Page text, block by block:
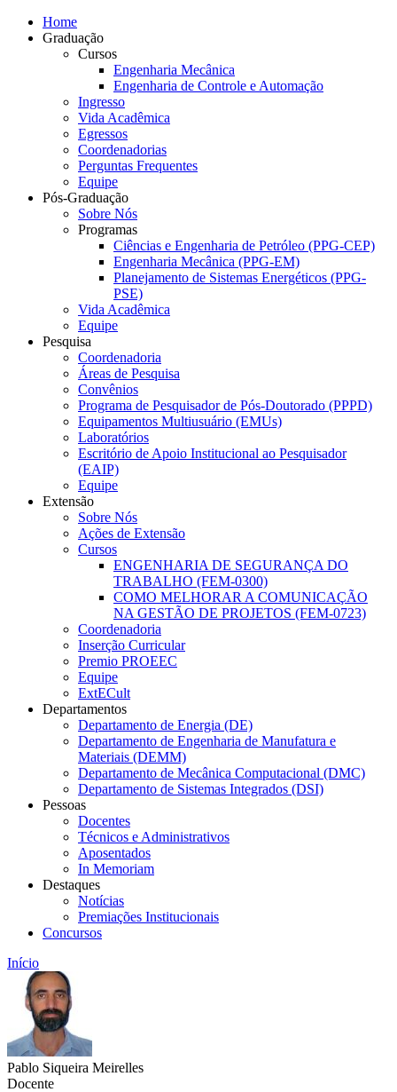
Home
Graduação
Cursos
Engenharia Mecânica
Engenharia de Controle e Automação
Ingresso
Vida Acadêmica
Egressos
Coordenadorias
Perguntas Frequentes
Equipe
Pós-Graduação
Sobre Nós
Programas
Ciências e Engenharia de Petróleo (PPG-CEP)
Engenharia Mecânica (PPG-EM)
Planejamento de Sistemas Energéticos (PPG-
PSE)
Vida Acadêmica
Equipe
Pesquisa
Coordenadoria
Áreas de Pesquisa
Convênios
Programa de Pesquisador de Pós-Doutorado (PPPD)
Equipamentos Multiusuário (EMUs)
Laboratórios
Escritório de Apoio Institucional ao Pesquisador
(EAIP)
Equipe
Extensão
Sobre Nós
Ações de Extensão
Cursos
ENGENHARIA DE SEGURANÇA DO
TRABALHO (FEM-0300)
COMO MELHORAR A COMUNICAÇÃO
NA GESTÃO DE PROJETOS (FEM-0723)
Coordenadoria
Inserção Curricular
Premio PROEEC
Equipe
ExtECult
Departamentos
Departamento de Energia (DE)
Departamento de Engenharia de Manufatura e
Materiais (DEMM)
Departamento de Mecânica Computacional (DMC)
Departamento de Sistemas Integrados (DSI)
Pessoas
Docentes
Técnicos e Administrativos
Aposentados
In Memoriam
Destaques
Notícias
Premiações Institucionais
Concursos
Início
Pablo Siqueira Meirelles
Docente